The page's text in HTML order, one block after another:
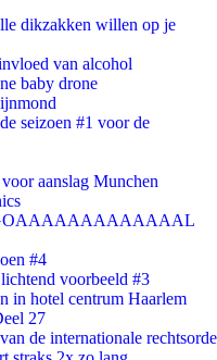
dikzakken willen op je
van alcohol
baby drone
seizoen #1 voor de
aanslag Munchen
#4
voorbeeld #3
in hotel centrum Haarlem
27
de internationale rechtsorde